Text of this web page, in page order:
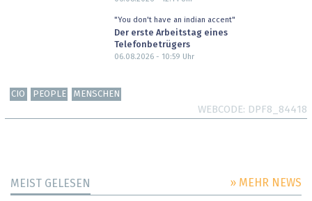
"You don't have an indian accent"
Der erste Arbeitstag eines
Telefonbetrügers
06.08.2026 - 10:59 Uhr
CIO PEOPLE MENSCHEN
WEBCODE DPF8_84418
MEIST GELESEN » MEHR NEWS